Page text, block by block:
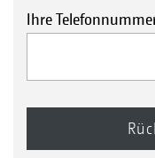
Ihre